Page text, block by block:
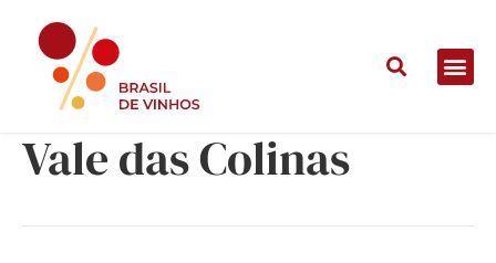
2ª Corrida do Vinho
Vale das Colinas